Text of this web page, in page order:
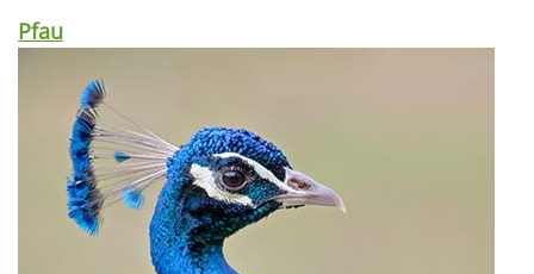
Pfau